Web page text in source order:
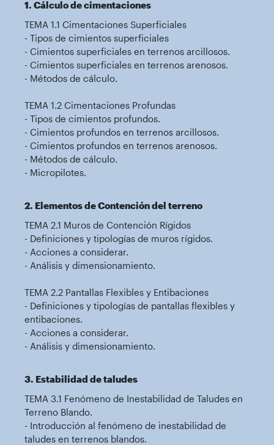
1. Cálculo de cimentaciones
TEMA 1.1 Cimentaciones Superficiales
- Tipos de cimientos superficiales
- Cimientos superficiales en terrenos arcillosos.
- Cimientos superficiales en terrenos arenosos.
- Métodos de cálculo.
TEMA 1.2 Cimentaciones Profundas
- Tipos de cimientos profundos.
- Cimientos profundos en terrenos arcillosos.
- Cimientos profundos en terrenos arenosos.
- Métodos de cálculo.
- Micropilotes.
2. Elementos de Contención del terreno
TEMA 2.1 Muros de Contención Rígidos
- Definiciones y tipologías de muros rígidos.
- Acciones a considerar.
- Análisis y dimensionamiento.
TEMA 2.2 Pantallas Flexibles y Entibaciones
- Definiciones y tipologías de pantallas flexibles y
entibaciones.
- Acciones a considerar.
- Análisis y dimensionamiento.
3. Estabilidad de taludes
TEMA 3.1 Fenómeno de Inestabilidad de Taludes en
Terreno Blando.
- Introducción al fenómeno de inestabilidad de
taludes en terrenos blandos.